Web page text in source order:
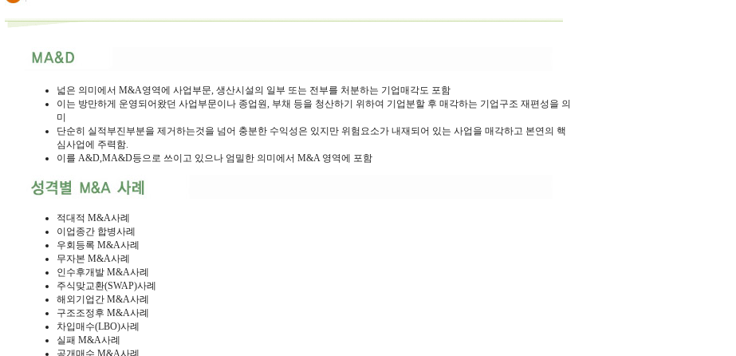
넓은 의미에서 M&A영역에 사업부문, 생산시설의 일부 또는 전부를 처분하는 기업매각도 포함
이는 방만하게 운영되어왔던 사업부문이나 종업원, 부채 등을 청산하기 위하여 기업분할 후 매각하는 기업구조 재편성을 의
미
단순히 실적부진부분을 제거하는것을 넘어 충분한 수익성은 있지만 위험요소가 내재되어 있는 사업을 매각하고 본연의 핵
심사업에 주력함.
이를 A&D,MA&D등으로 쓰이고 있으나 엄밀한 의미에서 M&A 영역에 포함
적대적 M&A사례
이업종간 합병사례
우회등록 M&A사례
무자본 M&A사례
인수후개발 M&A사례
주식맞교환(SWAP)사례
해외기업간 M&A사례
구조조정후 M&A사례
차입매수(LBO)사례
실패 M&A사례
공개매수 M&A사례